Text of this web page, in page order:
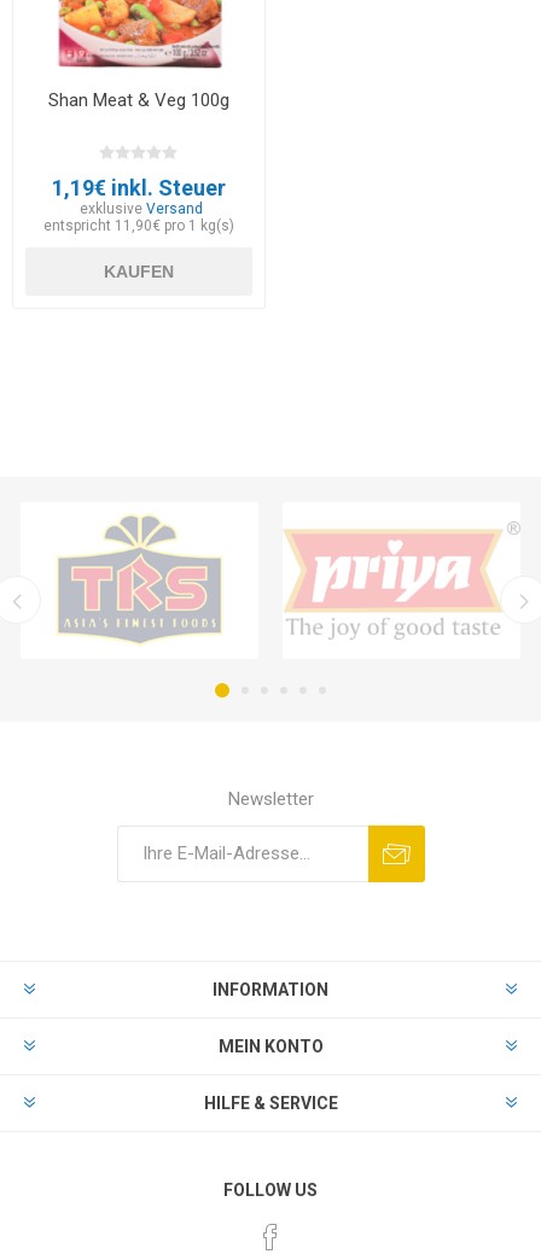
Shan Meat & Veg 100g
1,19€ inkl. Steuer
exklusiveVersand
entspricht 11,90€ pro 1 kg(s)
KAUFEN
Newsletter
INFORMATION
MEIN KONTO
HILFE & SERVICE
FOLLOW US